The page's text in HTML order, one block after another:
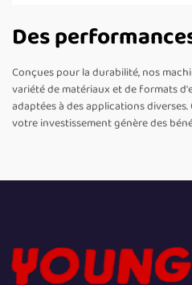
Des
Conçues pour la durabilité, nos
variété de matériaux et de formats
adaptées à des applications
votre investissement génère des